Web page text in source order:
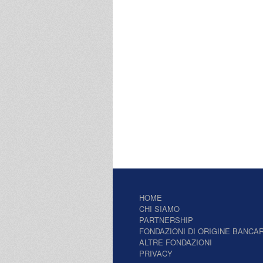
HOME
CHI SIAMO
PARTNERSHIP
FONDAZIONI DI ORIGINE
ALTRE FONDAZIONI
PRIVACY